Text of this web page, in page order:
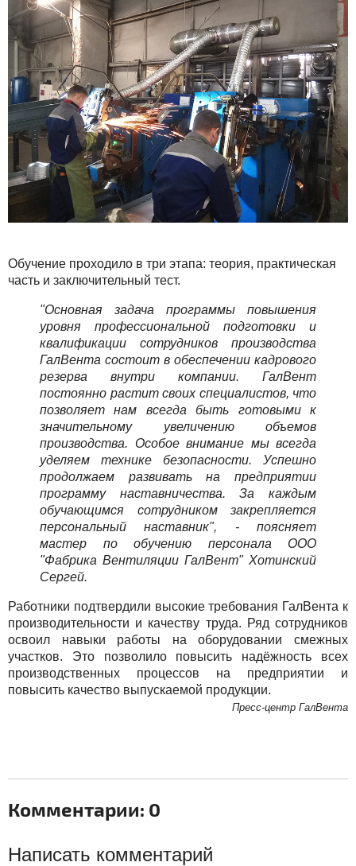
Обучение проходило в три этапа: теория, практическая
часть и заключительный тест.
"Основная задача программы повышения
уровня профессиональной подготовки и
квалификации сотрудников производства
ГалВента состоит в обеспечении кадрового
резерва внутри компании. ГалВент
постоянно растит своих специалистов, что
позволяет нам всегда быть готовыми к
значительному увеличению объемов
производства. Особое внимание мы всегда
уделяем технике безопасности. Успешно
продолжаем развивать на предприятии
программу наставничества. За каждым
обучающимся сотрудником закрепляется
персональный наставник", - поясняет
мастер по обучению персонала ООО
"Фабрика Вентиляции ГалВент" Хотинский
Сергей.
Работники подтвердили высокие требования ГалВента к
производительности и качеству труда. Ряд сотрудников
освоил навыки работы на оборудовании смежных
участков. Это позволило повысить надёжность всех
производственных процессов на предприятии и
повысить качество выпускаемой продукции.
Пресс-центр ГалВента
Комментарии: 0
Написать комментарий